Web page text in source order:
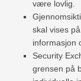
være lovlig.
skal vises
informasjon
Security
grensen på